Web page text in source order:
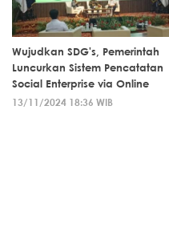
Wujudkan SDG's, Pemerintah
Luncurkan Sistem Pencatatan
Social Enterprise via Online
13/11/2024 18:36 WIB